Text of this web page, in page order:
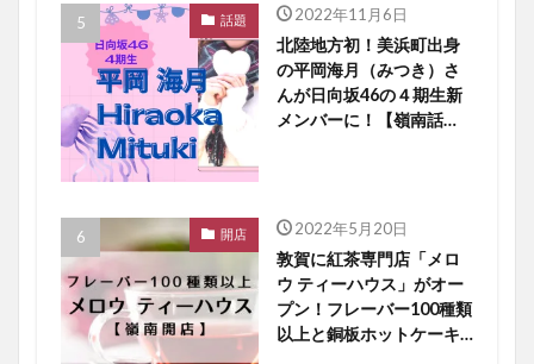
話題 2022年11月6日
北陸地方初！美浜町出身
の平岡海月（みつき）さ
んが日向坂46の４期生新
メンバーに！【嶺南話
開店 2022年5月20日
敦賀に紅茶専門店「メロ
ウ ティーハウス」がオー
プン！フレーバー100種類
以上と銅板ホットケーキ